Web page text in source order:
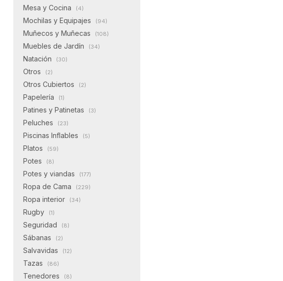
Mesa y Cocina (4)
Mochilas y Equipajes (94)
Muñecos y Muñecas (108)
Muebles de Jardín (34)
Natación (30)
Otros (2)
Otros Cubiertos (2)
Papelería (1)
Patines y Patinetas (3)
Peluches (23)
Piscinas Inflables (5)
Platos (59)
Potes (8)
Potes y viandas (177)
Ropa de Cama (229)
Ropa interior (34)
Rugby (1)
Seguridad (8)
Sábanas (2)
Salvavidas (12)
Tazas (86)
Tenedores (8)